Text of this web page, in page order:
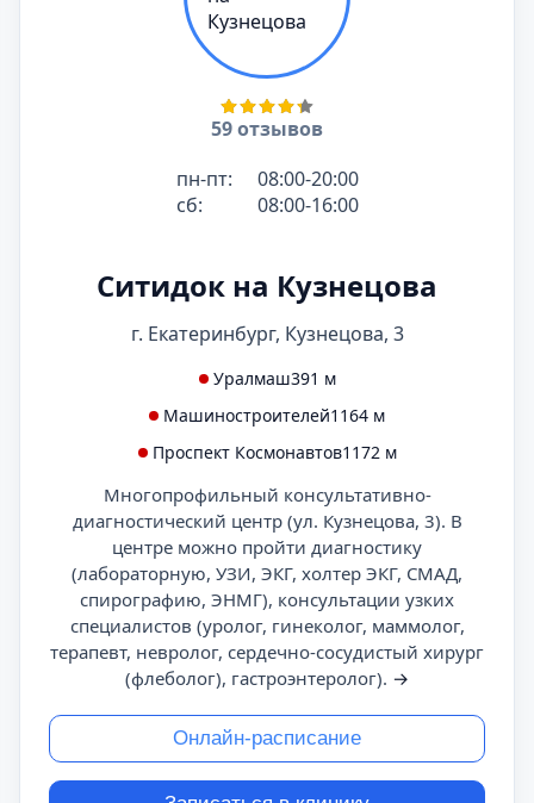
59 отзывов
пн-пт:
08:00-20:00
сб:
08:00-16:00
Ситидок на Кузнецова
г. Екатеринбург, Кузнецова, 3
Уралмаш391 м
Машиностроителей1164 м
Проспект Космонавтов1172 м
Многопрофильный консультативно-
диагностический центр (ул. Кузнецова, 3). В
центре можно пройти диагностику
(лабораторную, УЗИ, ЭКГ, холтер ЭКГ, СМАД,
спирографию, ЭНМГ), консультации узких
специалистов (уролог, гинеколог, маммолог,
терапевт, невролог, сердечно-сосудистый хирург
(флеболог), гастроэнтеролог). →
Онлайн-расписание